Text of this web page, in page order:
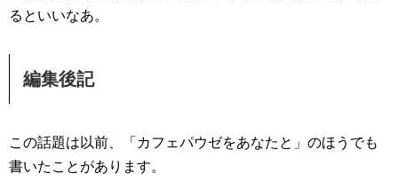
るといいなあ。
編集後記
この話題は以前、「カフェパウゼをあなたと」のほうでも
書いたことがあります。